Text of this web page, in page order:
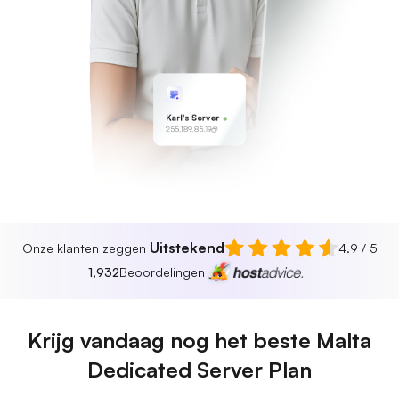
Karl's Server
255.189.85.19
Onze klanten zeggen Uitstekend
4.9 / 5
1,932Beoordelingen
Krijg vandaag nog het beste Malta
Dedicated Server Plan